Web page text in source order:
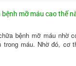
mỡ máu cao thế
bệnh mỡ máu nhờ
trong máu. Nhờ đó, cơ